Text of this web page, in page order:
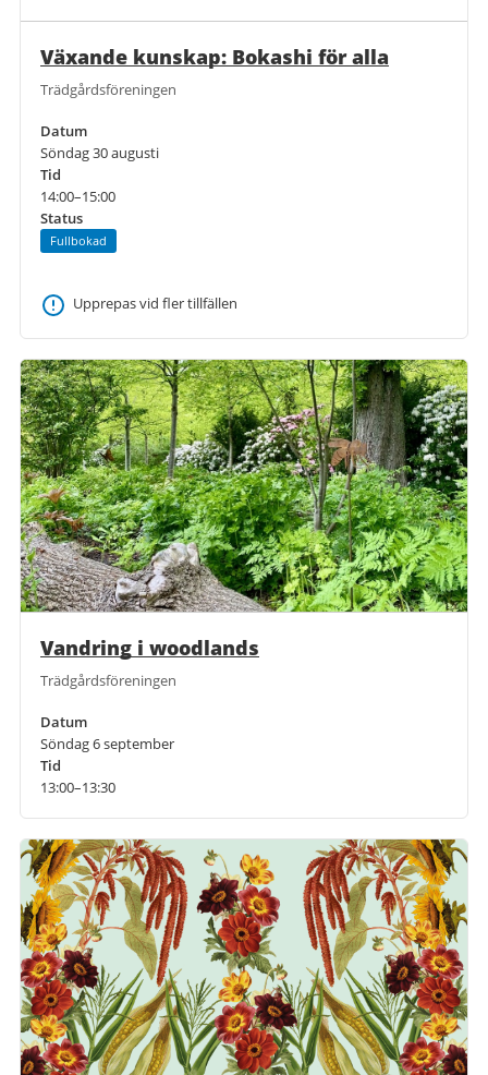
Växande kunskap: Bokashi för alla
Trädgårdsföreningen
Datum
Söndag 30 augusti
Tid
14:00–15:00
Status
Fullbokad
Upprepas vid fler tillfällen
Vandring i woodlands
Trädgårdsföreningen
Datum
Söndag 6 september
Tid
13:00–13:30